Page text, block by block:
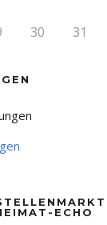
30 31
ECHO